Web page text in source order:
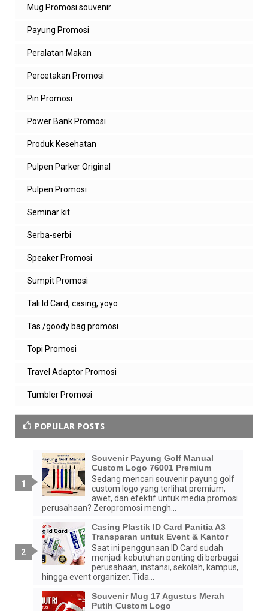
Mug Promosi souvenir
Payung Promosi
Peralatan Makan
Percetakan Promosi
Pin Promosi
Power Bank Promosi
Produk Kesehatan
Pulpen Parker Original
Pulpen Promosi
Seminar kit
Serba-serbi
Speaker Promosi
Sumpit Promosi
Tali Id Card, casing, yoyo
Tas /goody bag promosi
Topi Promosi
Travel Adaptor Promosi
Tumbler Promosi
POPULAR POSTS
Souvenir Payung Golf Manual
Custom Logo 76001 Premium
Sedang mencari souvenir payung golf
custom logo yang terlihat premium,
awet, dan efektif untuk media promosi
perusahaan? Zeropromosi mengh...
Casing Plastik ID Card Panitia A3
Transparan untuk Event & Kantor
Saat ini penggunaan ID Card sudah
menjadi kebutuhan penting di berbagai
perusahaan, instansi, sekolah, kampus,
hingga event organizer. Tida...
Souvenir Mug 17 Agustus Merah
Putih Custom Logo